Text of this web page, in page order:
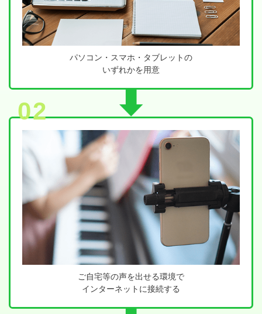
パソコン・スマホ・タブレットの
いずれかを用意
02
ご自宅等の声を出せる環境で
インターネットに接続する